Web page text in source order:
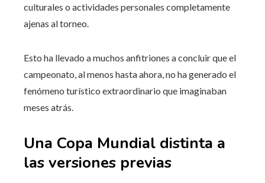
culturales o actividades personales completamente
ajenas al torneo.
Esto ha llevado a muchos anfitriones a concluir que el
campeonato, al menos hasta ahora, no ha generado el
fenómeno turístico extraordinario que imaginaban
meses atrás.
Una Copa Mundial distinta a
las versiones previas